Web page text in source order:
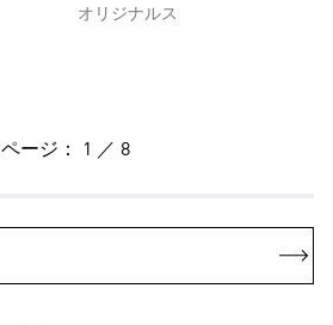
オリジナルス
ページ： 1 ／ 8